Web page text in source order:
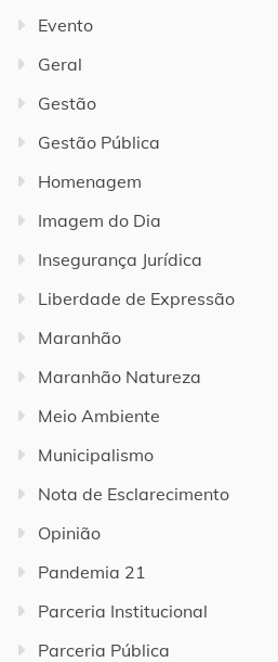
Evento
Geral
Gestão
Gestão Pública
Homenagem
Imagem do Dia
Insegurança Jurídica
Liberdade de Expressão
Maranhão
Maranhão Natureza
Meio Ambiente
Municipalismo
Nota de Esclarecimento
Opinião
Pandemia 21
Parceria Institucional
Parceria Pública